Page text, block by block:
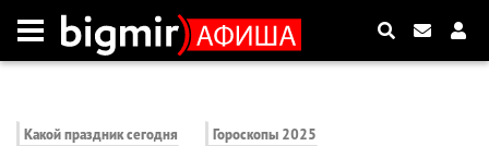
Какой праздник сегодня Гороскопы 2025